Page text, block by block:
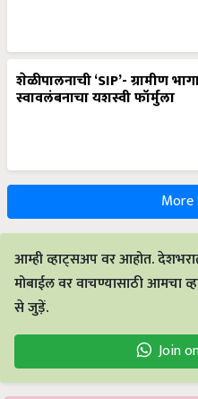
शेळीपालनाची ‘SIP’- ग्रामीण
स्वावलंबनाचा यशस्वी फॉर्मुला
आम्ही व्हाट्सअप वर आहोत.
मोबाईल वर वाचण्यासाठी आमचा
से जुड़ें.
Join